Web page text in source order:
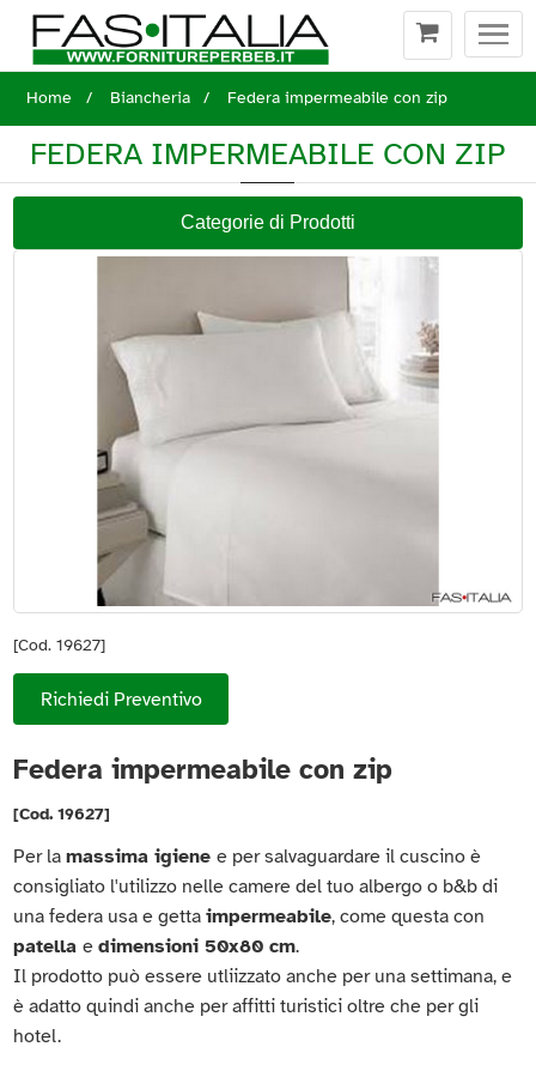
Home
Biancheria Federa impermeabile con zip
FEDERA IMPERMEABILE CON ZIP
Categorie di Prodotti
[Cod. 19627]
Richiedi Preventivo
Federa impermeabile con zip
[Cod. 19627]
Per lamassima igienee per salvaguardare il cuscino è
consigliato l'utilizzo nelle camere del tuo albergo o b&b di
una federa usa e gettaimpermeabile, come questa con
patellaedimensioni 50x80 cm.
Il prodotto può essere utliizzato anche per una settimana, e
è adatto quindi anche per affitti turistici oltre che per gli
hotel.